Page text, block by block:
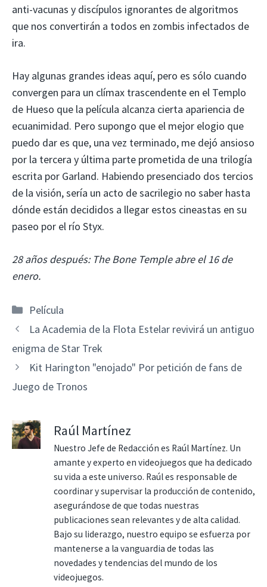
anti-vacunas y discípulos ignorantes de algoritmos
que nos convertirán a todos en zombis infectados de
ira.
Hay algunas grandes ideas aquí, pero es sólo cuando
convergen para un clímax trascendente en el Templo
de Hueso que la película alcanza cierta apariencia de
ecuanimidad. Pero supongo que el mejor elogio que
puedo dar es que, una vez terminado, me dejó ansioso
por la tercera y última parte prometida de una trilogía
escrita por Garland. Habiendo presenciado dos tercios
de la visión, sería un acto de sacrilegio no saber hasta
dónde están decididos a llegar estos cineastas en su
paseo por el río Styx.
28 años después: The Bone Temple abre el 16 de
enero.
Categorías
Película
La Academia de la Flota Estelar revivirá un antiguo
enigma de Star Trek
Kit Harington "enojado" Por petición de fans de
Juego de Tronos
Raúl Martínez
Nuestro Jefe de Redacción es Raúl Martínez. Un
amante y experto en videojuegos que ha dedicado
su vida a este universo. Raúl es responsable de
coordinar y supervisar la producción de contenido,
asegurándose de que todas nuestras
publicaciones sean relevantes y de alta calidad.
Bajo su liderazgo, nuestro equipo se esfuerza por
mantenerse a la vanguardia de todas las
novedades y tendencias del mundo de los
videojuegos.